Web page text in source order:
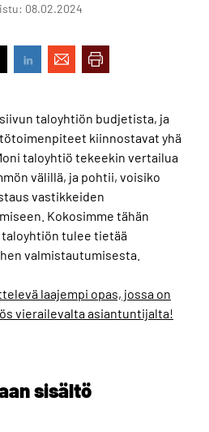
08.02.2024
taloyhtiön budjetista, ja
kiinnostavat yhä
taloyhtiö tekeekin vertailua
välillä, ja pohtii, voisiko
vastikkeiden
Kokosimme tähän
taloyhtiön tulee tietää
valmistautumisesta.
laajempi opas, jossa on
vierailevalta asiantuntijalta!
sisältö